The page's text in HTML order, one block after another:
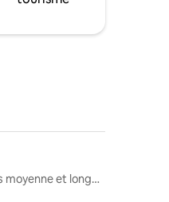
Locations moyenne et longue durée